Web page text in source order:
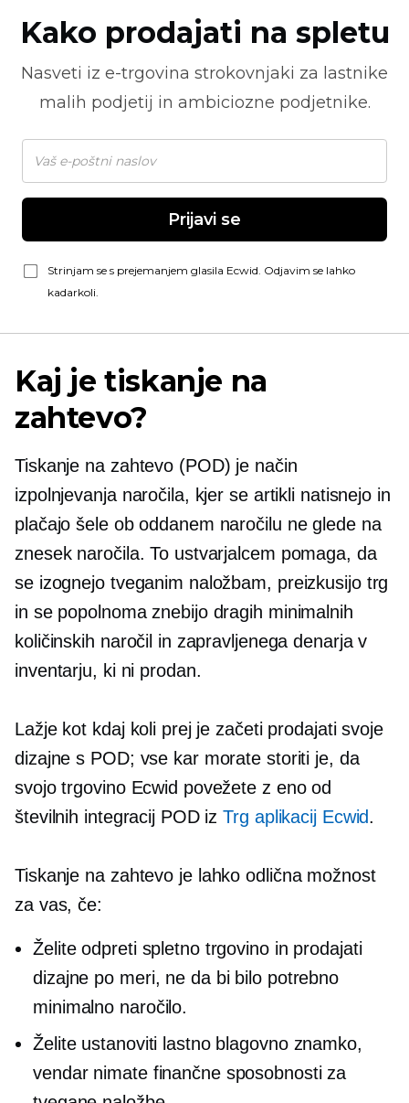
Kako prodajati na spletu
Nasveti iz e-trgovina strokovnjaki za lastnike
malih podjetij in ambiciozne podjetnike.
Prijavi se
Strinjam se s prejemanjem glasila Ecwid. Odjavim se lahko
kadarkoli.
Kaj je tiskanje na
zahtevo?
Tiskanje na zahtevo (POD) je način
izpolnjevanja naročila, kjer se artikli natisnejo in
plačajo šele ob oddanem naročilu ne glede na
znesek naročila. To ustvarjalcem pomaga, da
se izognejo tveganim naložbam, preizkusijo trg
in se popolnoma znebijo dragih minimalnih
količinskih naročil in zapravljenega denarja v
inventarju, ki ni prodan.
Lažje kot kdaj koli prej je začeti prodajati svoje
dizajne s POD; vse kar morate storiti je, da
svojo trgovino Ecwid povežete z eno od
številnih integracij POD iz Trg aplikacij Ecwid.
Tiskanje na zahtevo je lahko odlična možnost
za vas, če:
Želite odpreti spletno trgovino in prodajati
dizajne po meri, ne da bi bilo potrebno
minimalno naročilo.
Želite ustanoviti lastno blagovno znamko,
vendar nimate finančne sposobnosti za